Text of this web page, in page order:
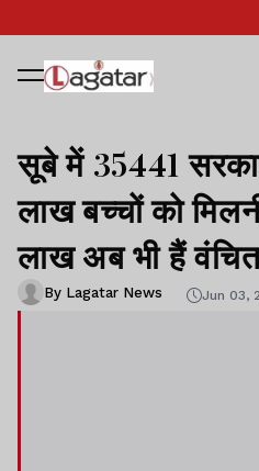
सूबे में 35441
लाख बच्चों को
लाख अब भी हैं
By Lagatar News Jun 03,